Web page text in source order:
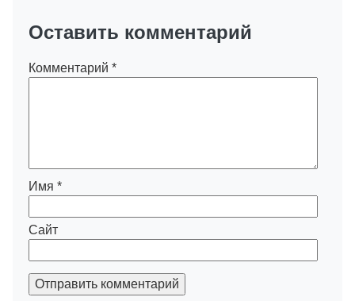
Оставить комментарий
Комментарий *
Имя *
Сайт
Отправить комментарий